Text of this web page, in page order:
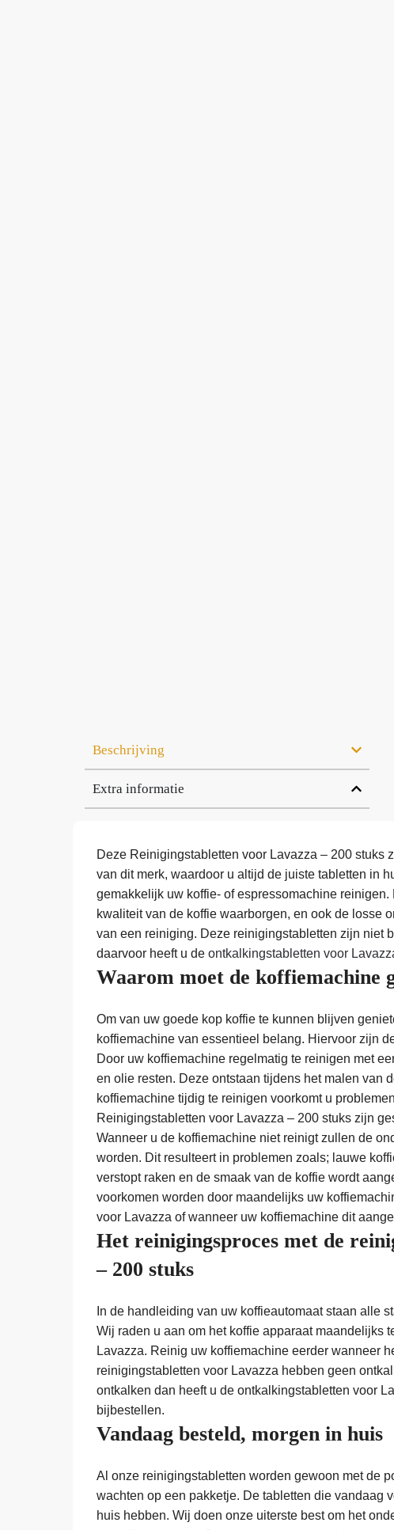
Beschrijving
Extra informatie
Deze Reinigingstabletten voor Lavazza – 200 stuks
van dit merk, waardoor u altijd de juiste tabletten in
gemakkelijk uw koffie- of espressomachine
kwaliteit van de koffie waarborgen, en ook de losse
van een reiniging. Deze reinigingstabletten zijn niet
daarvoor heeft u de ontkalkingstabletten voor
Waarom moet de koffiemachine
Om van uw goede kop koffie te kunnen blijven
koffiemachine van essentieel belang. Hiervoor zijn
Door uw koffiemachine regelmatig te reinigen met
en olie resten. Deze ontstaan tijdens het malen van
koffiemachine tijdig te reinigen voorkomt u
Reinigingstabletten voor Lavazza – 200 stuks zijn
Wanneer u de koffiemachine niet reinigt zullen de
worden. Dit resulteert in problemen zoals; lauwe
verstopt raken en de smaak van de koffie wordt
voorkomen worden door maandelijks uw
voor Lavazza of wanneer uw koffiemachine dit
Het reinigingsproces met de
– 200 stuks
In de handleiding van uw koffieautomaat staan alle
Wij raden u aan om het koffie apparaat maandelijks
Lavazza. Reinig uw koffiemachine eerder wanneer
reinigingstabletten voor Lavazza hebben geen
ontkalken dan heeft u de ontkalkingstabletten voor
bijbestellen.
Vandaag besteld, morgen in huis
Al onze reinigingstabletten worden gewoon met de
wachten op een pakketje. De tabletten die vandaag
huis hebben. Wij doen onze uiterste best om het